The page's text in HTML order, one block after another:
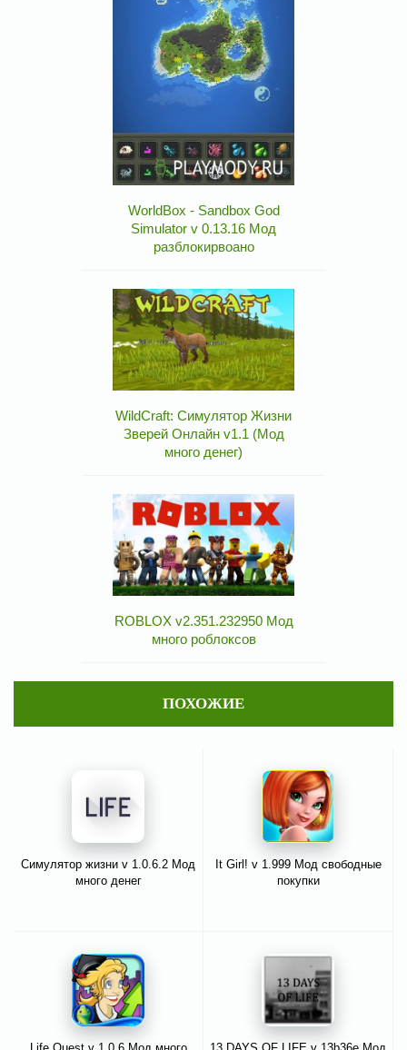
WorldBox - Sandbox God
Simulator v 0.13.16 Мод
разблокирвоано
WildCraft: Симулятор Жизни
Зверей Онлайн v1.1 (Мод
много денег)
ROBLOX v2.351.232950 Мод
много роблоксов
ПОХОЖИЕ
Симулятор жизни v 1.0.6.2 Мод
много денег
It Girl! v 1.999 Мод свободные
покупки